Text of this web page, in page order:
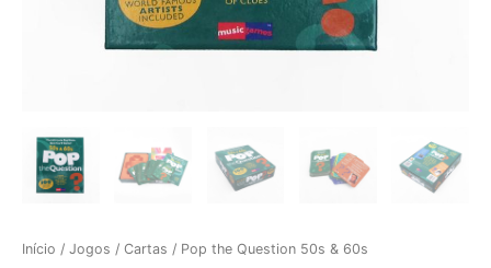
Início / Jogos / Cartas / Pop the Question 50s & 60s